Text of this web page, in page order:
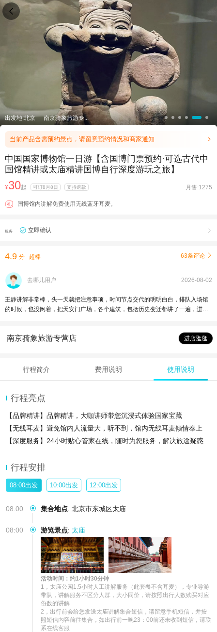
出发地:北京 南京骑象旅游专...
当前产品含需预约景点，请留意预约情况和商家通知 
中国国家博物馆一日游【含国博门票预约·可选古代中
国馆精讲或太庙精讲国博自行深度游玩之旅】
¥30起 可订8月8日 支持退款 月售:1275
礼 国博馆内讲解免费使用无线蓝牙耳麦。
服务 立即确认 
4.9 分 超棒 63条评论 
去哪儿用户 2026-08-02
王静讲解非常棒，头一天就把注意事项，时间节点交代的明明白白，排队入场馆
的时候，也没闲着，把天安门广场，各个建筑，包括历史变迁都讲了一遍，进入
南京骑象旅游专营店 进店逛逛
行程简介 费用说明 使用说明
行程亮点
【品牌精讲】品牌精讲，大咖讲师带您沉浸式体验国家宝藏
【无线耳麦】避免馆内人流量大，听不到，馆内无线耳麦倾情奉上
【深度服务】24小时贴心管家在线，随时为您服务，解决旅途疑惑
行程安排
08:00出发 10:00出发 12:00出发
08:00 集合地点: 北京市东城区太庙
08:00 游览景点: 太庙
活动时间：约1小时30分钟
1，太庙公园1.5小时人工讲解服务（此套餐不含耳麦），专业导游
带队，讲解服务不区分人群，大小同价，请按照出行人数购买对应
份数的讲解
2，出行前会给您发送太庙讲解集合短信，请留意手机短信，并按
照短信内容前往集合，如出行前一晚23：00前还未收到短信，请联
系在线客服
